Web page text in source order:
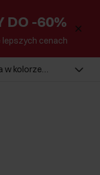
DO -60%
cenach
w kolorze